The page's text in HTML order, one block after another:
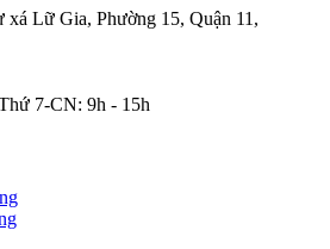
xá Lữ Gia, Phường 15, Quận 11,
7-CN: 9h - 15h